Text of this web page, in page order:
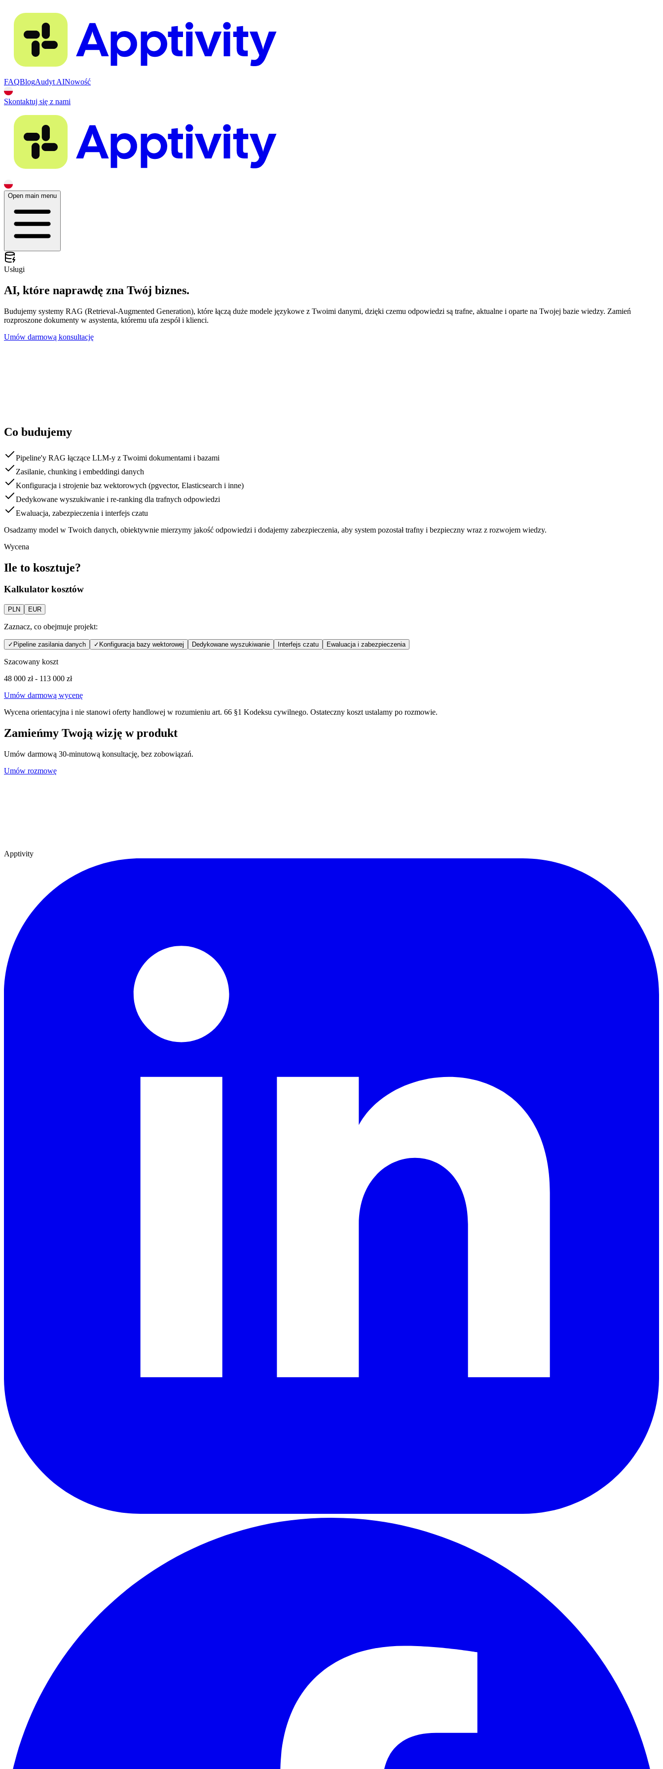
FAQBlogAudyt AINowość
Skontaktuj się z nami
Open main menu
Usługi
AI, które naprawdę zna Twój biznes.
Budujemy systemy RAG (Retrieval-Augmented Generation), które łączą duże modele językowe z Twoimi danymi, dzięki czemu odpowiedzi są trafne, aktualne i oparte na Twojej bazie wiedzy. Zamień
rozproszone dokumenty w asystenta, któremu ufa zespół i klienci.
Umów darmową konsultację
Co budujemy
Pipeline'y RAG łączące LLM-y z Twoimi dokumentami i bazami
Zasilanie, chunking i embeddingi danych
Konfiguracja i strojenie baz wektorowych (pgvector, Elasticsearch i inne)
Dedykowane wyszukiwanie i re-ranking dla trafnych odpowiedzi
Ewaluacja, zabezpieczenia i interfejs czatu
Osadzamy model w Twoich danych, obiektywnie mierzymy jakość odpowiedzi i dodajemy zabezpieczenia, aby system pozostał trafny i bezpieczny wraz z rozwojem wiedzy.
Wycena
Ile to kosztuje?
Kalkulator kosztów
PLN EUR
Zaznacz, co obejmuje projekt:
✓ Pipeline zasilania danych ✓ Konfiguracja bazy wektorowej Dedykowane wyszukiwanie Interfejs czatu Ewaluacja i zabezpieczenia
Szacowany koszt
48 000 zł - 113 000 zł
Umów darmową wycenę
Wycena orientacyjna i nie stanowi oferty handlowej w rozumieniu art. 66 §1 Kodeksu cywilnego. Ostateczny koszt ustalamy po rozmowie.
Zamieńmy Twoją wizję w produkt
Umów darmową 30-minutową konsultację, bez zobowiązań.
Umów rozmowę
Apptivity